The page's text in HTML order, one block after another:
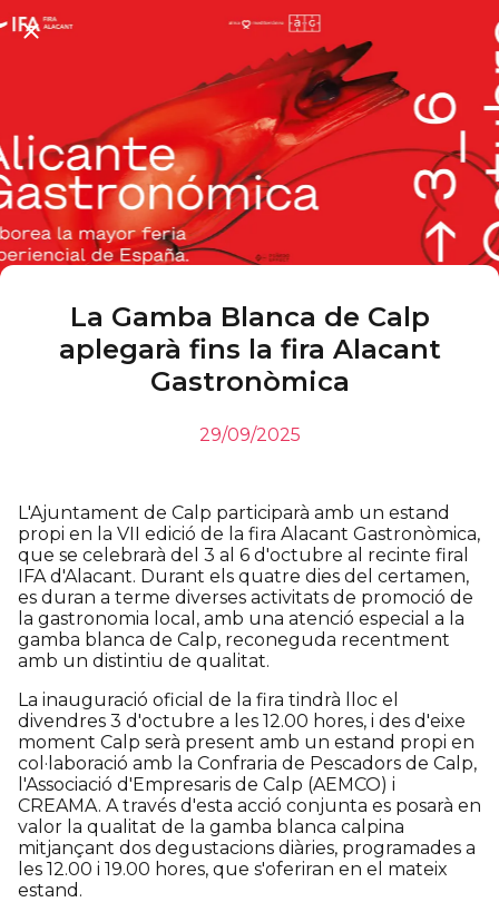
La Gamba Blanca de Calp
aplegarà fins la fira Alacant
Gastronòmica
29/09/2025
L'Ajuntament de Calp participarà amb un estand
propi en la VII edició de la fira Alacant Gastronòmica,
que se celebrarà del 3 al 6 d'octubre al recinte firal
IFA d'Alacant. Durant els quatre dies del certamen,
es duran a terme diverses activitats de promoció de
la gastronomia local, amb una atenció especial a la
gamba blanca de Calp, reconeguda recentment
amb un distintiu de qualitat.
La inauguració oficial de la fira tindrà lloc el
divendres 3 d'octubre a les 12.00 hores, i des d'eixe
moment Calp serà present amb un estand propi en
col·laboració amb la Confraria de Pescadors de Calp,
l'Associació d'Empresaris de Calp (AEMCO) i
CREAMA. A través d'esta acció conjunta es posarà en
valor la qualitat de la gamba blanca calpina
mitjançant dos degustacions diàries, programades a
les 12.00 i 19.00 hores, que s'oferiran en el mateix
estand.